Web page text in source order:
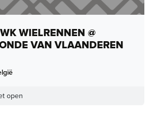
WIELRENNEN @
VAN VLAANDEREN
open